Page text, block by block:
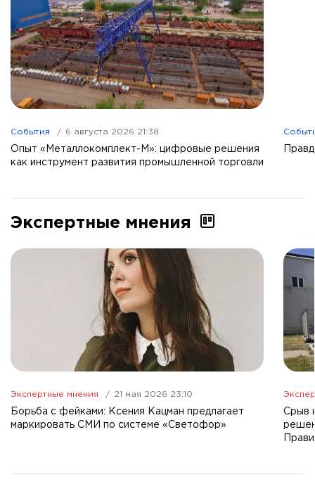
События 6 августа 2026 21:38
Опыт «Металлокомплект-М»: цифровые решения
как инструмент развития промышленной торговли
Экспертные мнения
Экспертные мнения 21 мая 2026 23:10
Борьба с фейками: Ксения Кацман предлагает
маркировать СМИ по системе «Светофор»
Срыв